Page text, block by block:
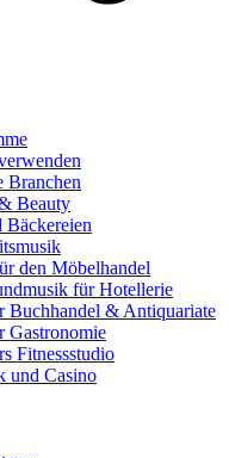
Branchen
Beauty
den Möbelhandel
für Hotellerie
Buchhandel & Antiquariate
Gastronomie
Fitnessstudio
und Casino